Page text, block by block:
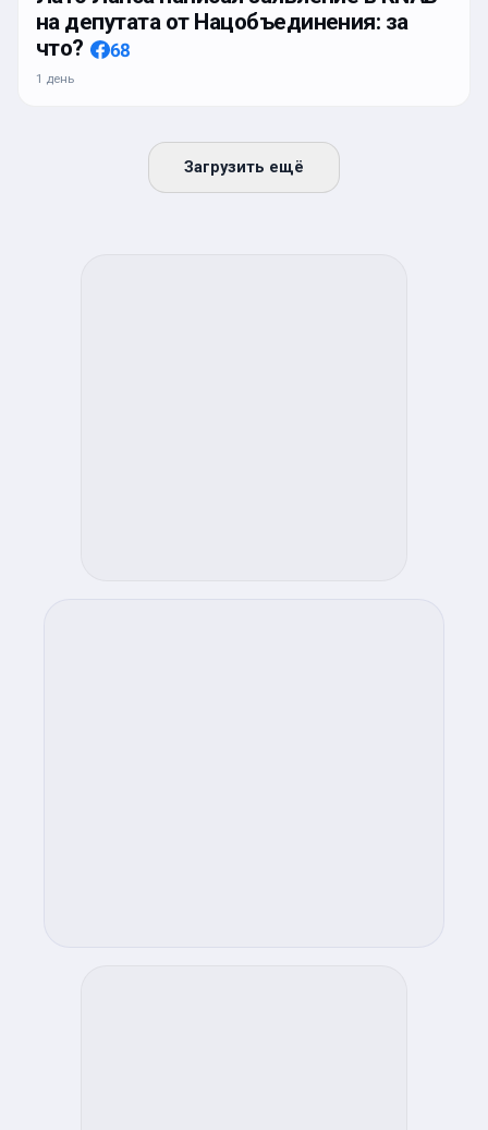
на депутата от Нацобъединения: за
что?
68
1 день
Загрузить ещё